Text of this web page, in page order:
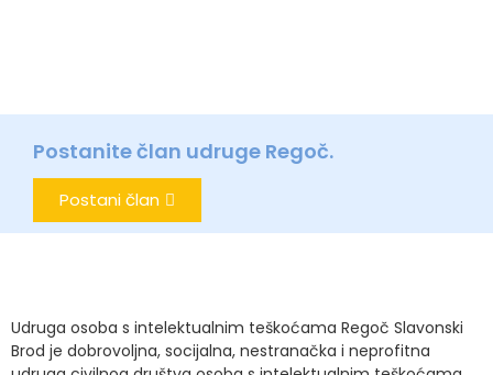
Postanite član udruge Regoč.
Postani član
Udruga osoba s intelektualnim teškoćama Regoč Slavonski
Brod je dobrovoljna, socijalna, nestranačka i neprofitna